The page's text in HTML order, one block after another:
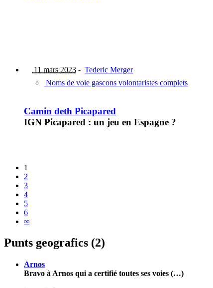
11 mars 2023 - Tederic Merger
Noms de voie gascons volontaristes complets
Camin deth Picapared
IGN Picapared : un jeu en Espagne ?
1
2
3
4
5
6
∞
Punts geografics (2)
Arnos
Bravo à Arnos qui a certifié toutes ses voies (…)